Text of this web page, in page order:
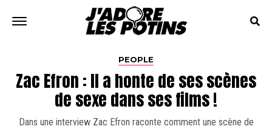
PEOPLE
Zac Efron : Il a honte de ses scènes
de sexe dans ses films !
Dans une interview Zac Efron raconte comment une scène de